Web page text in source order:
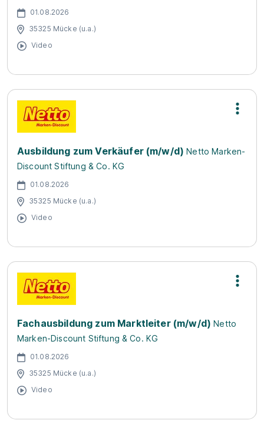
01.08.2026
35325 Mücke (u.a.)
Video
Ausbildung zum Verkäufer (m/w/d) Netto Marken-
Discount Stiftung & Co. KG
01.08.2026
35325 Mücke (u.a.)
Video
Fachausbildung zum Marktleiter (m/w/d) Netto
Marken-Discount Stiftung & Co. KG
01.08.2026
35325 Mücke (u.a.)
Video